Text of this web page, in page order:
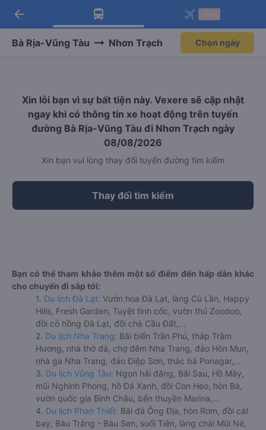
Tải app Vexere ngay!
Nhận ưu đãi thành viên độc
Mở app
Tải app Vexere
-30k/ghế khi đặt vé máy bay qua
Mở app
arrow_back
Bà Rịa-Vũng Tàu Nhơn Trạch Chọn ngày
Xin lỗi bạn vì sự bất tiện này. Vexere sẽ cập nhật
ngay khi có thông tin xe hoạt động trên tuyến
đường Bà Rịa-Vũng Tàu đi Nhơn Trạch ngày
08/08/2026
Xin bạn vui lòng thay đổi tuyến đường tìm kiếm
Thay đổi tìm kiếm
Bạn có thể tham khảo thêm một số điểm đến hấp dẫn khác
cho chuyến đi sắp tới:
1. Du lịch Đà Lạt: Vườn hoa Đà Lạt, làng Cù Lần, Happy
Hills, Fresh Garden, Tuyệt tình cốc, vườn thú Zoodoo,
đồi cỏ hồng Đà Lạt, đồi chè Cầu Đất,...
2. Du lịch Nha Trang: Bãi biển Trần Phú, tháp Trầm
Hương, nhà thờ đá, chợ đêm Nha Trang, đảo Hòn Mun,
nhà ga Nha Trang, đảo Điệp Sơn, thác bà Ponagar,...
3. Du lịch Vũng Tàu: Ngọn hải đăng, Bãi Sau, Hồ Mây,
mũi Nghinh Phong, hồ Đá Xanh, đồi Con Heo, hòn Bà,
vườn quốc gia Bình Châu, bến thuyền Marina,...
4. Du lịch Phan Thiết: Bãi đá Ông Địa, hòn Rơm, đồi cát
bay, Bàu Trắng - Bàu Sen, suối Tiên, làng chài Mũi Né,